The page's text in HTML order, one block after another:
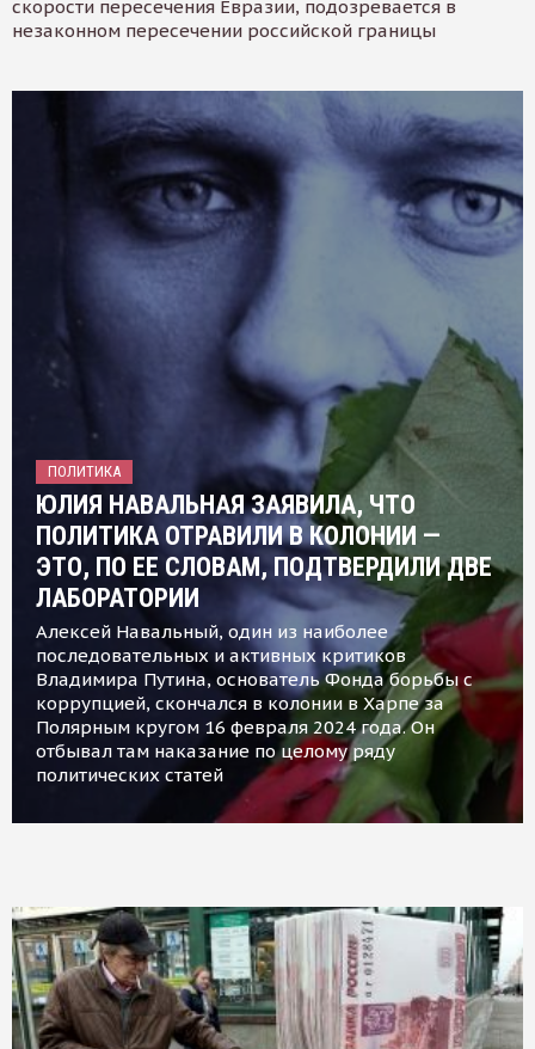
скорости пересечения Евразии, подозревается в
незаконном пересечении российской границы
ПОЛИТИКА
ЮЛИЯ НАВАЛЬНАЯ ЗАЯВИЛА, ЧТО
ПОЛИТИКА ОТРАВИЛИ В КОЛОНИИ —
ЭТО, ПО ЕЕ СЛОВАМ, ПОДТВЕРДИЛИ ДВЕ
ЛАБОРАТОРИИ
Алексей Навальный, один из наиболее
последовательных и активных критиков
Владимира Путина, основатель Фонда борьбы с
коррупцией, скончался в колонии в Харпе за
Полярным кругом 16 февраля 2024 года. Он
отбывал там наказание по целому ряду
политических статей